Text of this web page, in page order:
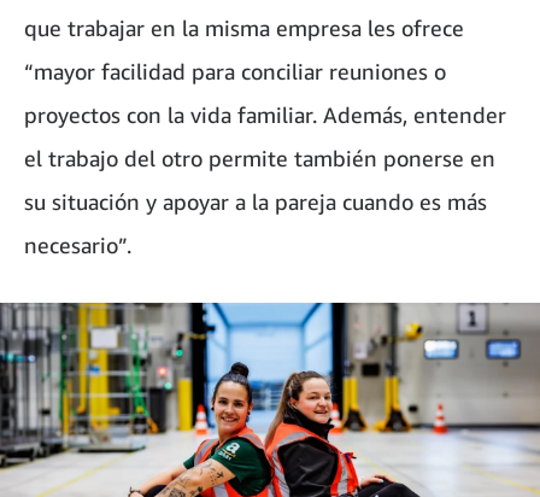
que trabajar en la misma empresa les ofrece
“mayor facilidad para conciliar reuniones o
proyectos con la vida familiar. Además, entender
el trabajo del otro permite también ponerse en
su situación y apoyar a la pareja cuando es más
necesario”.